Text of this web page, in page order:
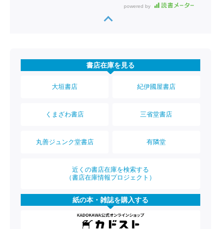
powered by
書店在庫を見る
大垣書店 紀伊國屋書店
くまざわ書店 三省堂書店
丸善ジュンク堂書店 有隣堂
近くの書店在庫を検索する
（書店在庫情報プロジェクト）
紙の本・雑誌を購入する